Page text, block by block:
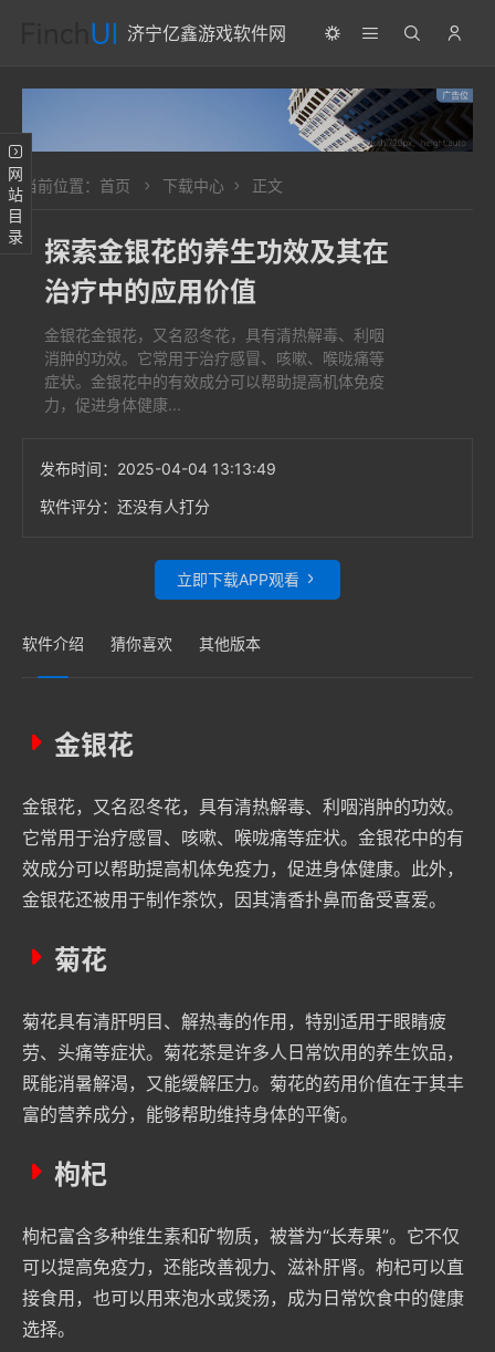
济宁亿鑫游戏软件网
网站目录 当前位置： 首页 下载中心 正文
探索金银花的养生功效及其在
治疗中的应用价值
金银花金银花，又名忍冬花，具有清热解毒、利咽
消肿的功效。它常用于治疗感冒、咳嗽、喉咙痛等
症状。金银花中的有效成分可以帮助提高机体免疫
力，促进身体健康...
发布时间： 2025-04-04 13:13:49
软件评分： 还没有人打分
立即下载APP观看
软件介绍 猜你喜欢 其他版本
金银花
金银花，又名忍冬花，具有清热解毒、利咽消肿的功效。
它常用于治疗感冒、咳嗽、喉咙痛等症状。金银花中的有
效成分可以帮助提高机体免疫力，促进身体健康。此外，
金银花还被用于制作茶饮，因其清香扑鼻而备受喜爱。
菊花
菊花具有清肝明目、解热毒的作用，特别适用于眼睛疲
劳、头痛等症状。菊花茶是许多人日常饮用的养生饮品，
既能消暑解渴，又能缓解压力。菊花的药用价值在于其丰
富的营养成分，能够帮助维持身体的平衡。
枸杞
枸杞富含多种维生素和矿物质，被誉为“长寿果”。它不仅
可以提高免疫力，还能改善视力、滋补肝肾。枸杞可以直
接食用，也可以用来泡水或煲汤，成为日常饮食中的健康
选择。